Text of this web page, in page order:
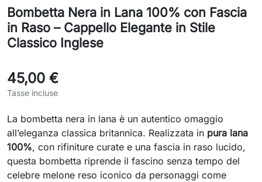
Bombetta Nera in Lana 100% con Fascia
in Raso – Cappello Elegante in Stile
Classico Inglese
45,00 €
Tasse incluse
La bombetta nera in lana è un autentico omaggio
all’eleganza classica britannica. Realizzata in pura lana
100%, con rifiniture curate e una fascia in raso lucido,
questa bombetta riprende il fascino senza tempo del
celebre melone reso iconico da personaggi come